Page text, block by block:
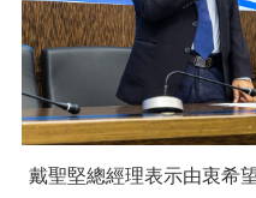
戴聖堅總經理表示由衷希